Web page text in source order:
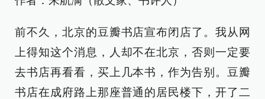
前不久，北京的豆瓣书店宣布闭店了。我从网
上得知这个消息，人却不在北京，否则一定要
去书店再看看，买上几本书，作为告别。豆瓣
书店在成府路上那座普通的居民楼下，开了二